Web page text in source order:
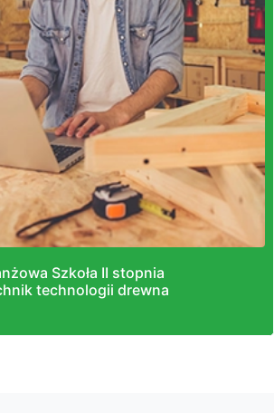
Szkoła II stopnia
technologii drewna